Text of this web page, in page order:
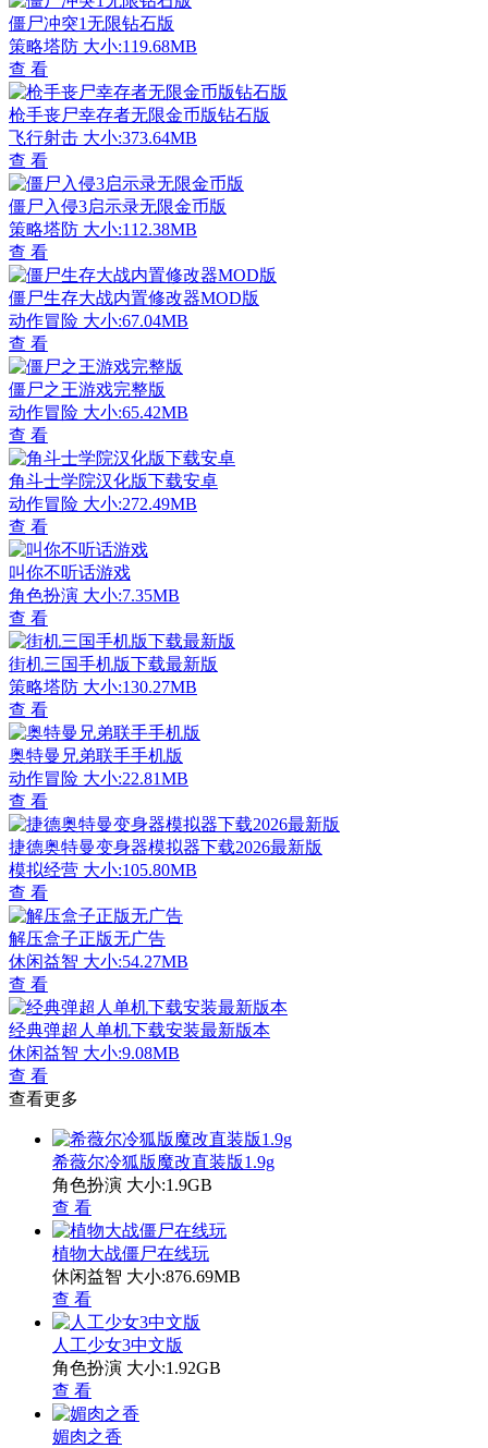
僵尸冲突1无限钻石版
策略塔防 大小:119.68MB
查 看
枪手丧尸幸存者无限金币版钻石版
飞行射击 大小:373.64MB
查 看
僵尸入侵3启示录无限金币版
策略塔防 大小:112.38MB
查 看
僵尸生存大战内置修改器MOD版
动作冒险 大小:67.04MB
查 看
僵尸之王游戏完整版
动作冒险 大小:65.42MB
查 看
角斗士学院汉化版下载安卓
动作冒险 大小:272.49MB
查 看
叫你不听话游戏
角色扮演 大小:7.35MB
查 看
街机三国手机版下载最新版
策略塔防 大小:130.27MB
查 看
奥特曼兄弟联手手机版
动作冒险 大小:22.81MB
查 看
捷德奥特曼变身器模拟器下载2026最新版
模拟经营 大小:105.80MB
查 看
解压盒子正版无广告
休闲益智 大小:54.27MB
查 看
经典弹超人单机下载安装最新版本
休闲益智 大小:9.08MB
查 看
查看更多
希薇尔冷狐版魔改直装版1.9g
角色扮演 大小:1.9GB
查 看
植物大战僵尸在线玩
休闲益智 大小:876.69MB
查 看
人工少女3中文版
角色扮演 大小:1.92GB
查 看
媚肉之香